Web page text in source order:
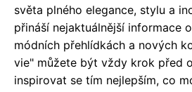
světa plného elegance, stylu a
přináší nejaktuálnější informace
módních přehlídkách a nových
vie" můžete být vždy krok před
inspirovat se tím nejlepším, co